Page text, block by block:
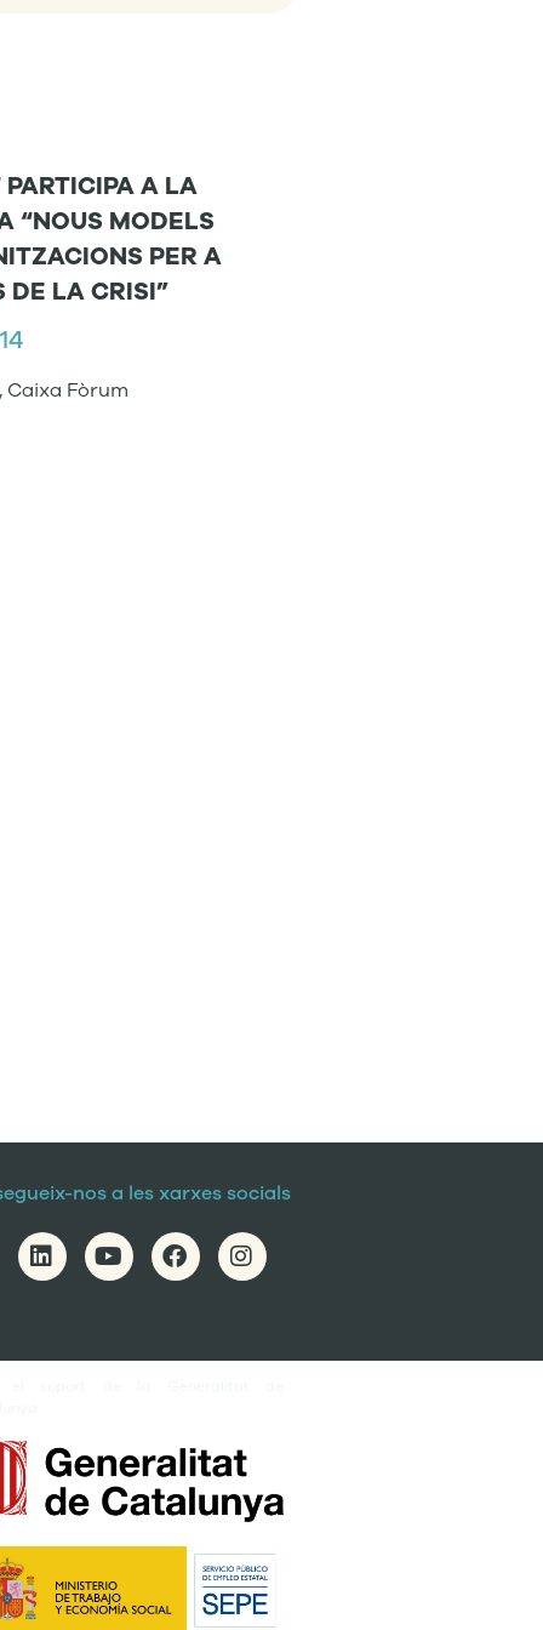
A LA
“NOUS MODELS
PER A
DE LA CRISI”
Caixa Fòrum
nos a les xarxes socials